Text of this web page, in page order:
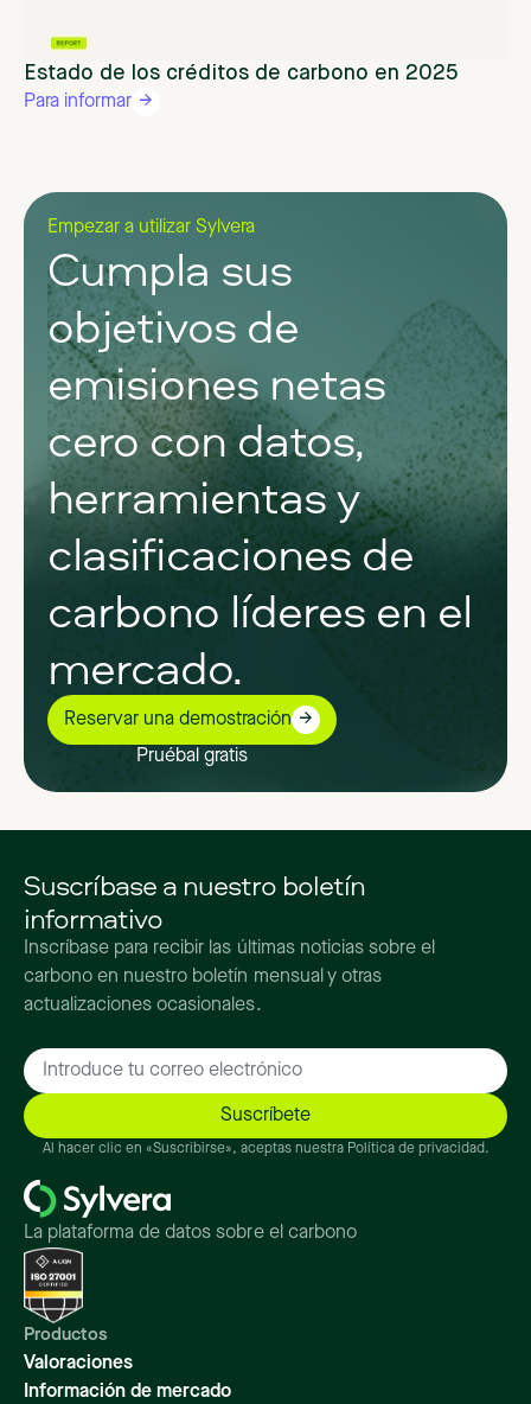
Estado de los créditos de carbono en 2025
Para informar
Empezar a utilizar Sylvera
Cumpla sus
objetivos de
emisiones netas
cero con datos,
herramientas y
clasificaciones de
carbono líderes en el
mercado.
Reservar una demostración
Pruébal gratis
Suscríbase a nuestro boletín
informativo
Inscríbase para recibir las últimas noticias sobre el
carbono en nuestro boletín mensual y otras
actualizaciones ocasionales.
Al hacer clic en «Suscribirse», aceptas nuestra Política de privacidad.
La plataforma de datos sobre el carbono
Productos
Valoraciones
Información de mercado